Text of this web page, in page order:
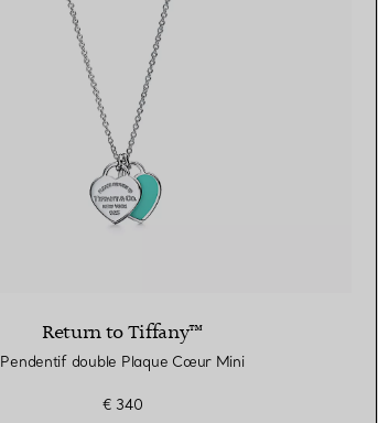
Return to Tiffany™
Pendentif double Plaque Cœur Mini
€ 340